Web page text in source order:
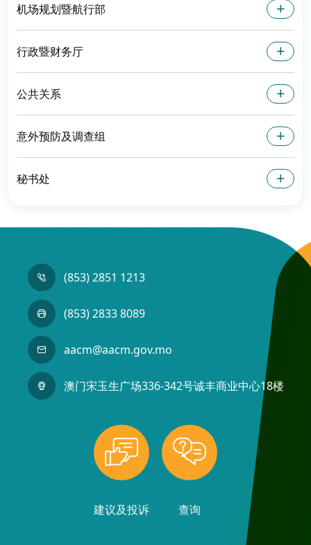
机场规划暨航行部
行政暨财务厅
公共关系
意外预防及调查组
秘书处
(853) 2851 1213
(853) 2833 8089
aacm@aacm.gov.mo
澳门宋玉生广场336-342号诚丰商业中心18楼
建议及投诉 查询